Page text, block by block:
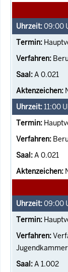
09:00
A 0.021
11:00
A 0.021
09:00
Jugendkammer
A 1.002